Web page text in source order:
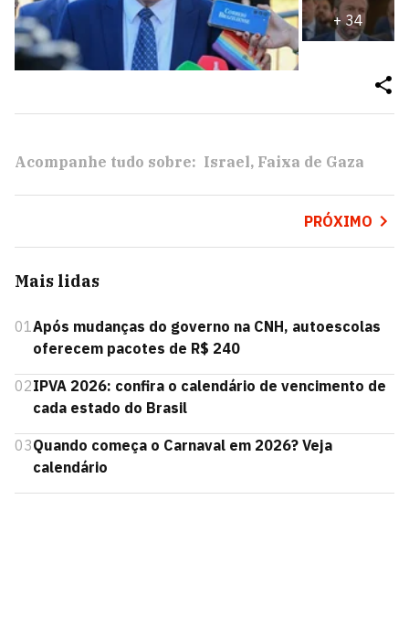
+34
Acompanhe tudo sobre: Israel Faixa de Gaza
PRÓXIMO
Mais lidas
01Após mudanças do governo na CNH, autoescolas
oferecem pacotes de R$ 240
02IPVA 2026: confira o calendário de vencimento de
cada estado do Brasil
03Quando começa o Carnaval em 2026? Veja
calendário